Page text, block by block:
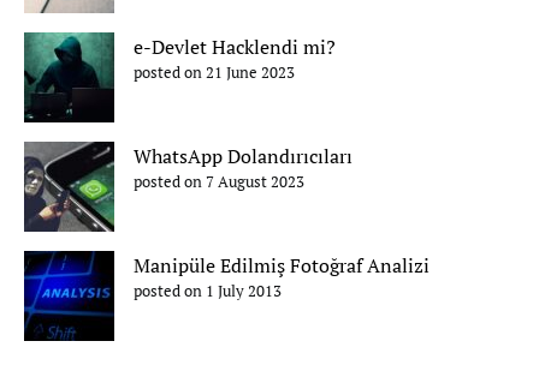
e-Devlet Hacklendi mi?
posted on 21 June 2023
WhatsApp Dolandırıcıları
posted on 7 August 2023
Manipüle Edilmiş Fotoğraf Analizi
posted on 1 July 2013